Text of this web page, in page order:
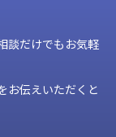
談だけでもお気軽
お伝えいただくと